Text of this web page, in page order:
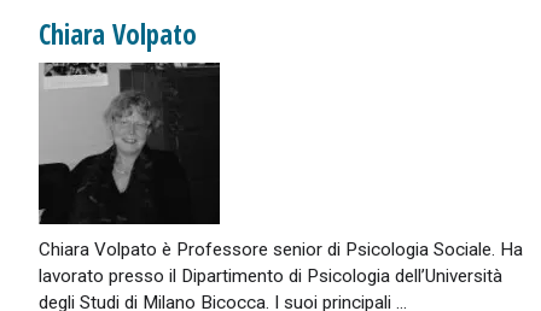
Chiara Volpato
Chiara Volpato è Professore senior di Psicologia Sociale. Ha
lavorato presso il Dipartimento di Psicologia dell’Università
degli Studi di Milano Bicocca. I suoi principali ...